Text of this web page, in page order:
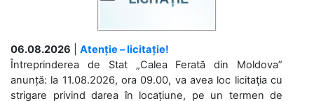
06.08.2026
Atenție – licitație!
Întreprinderea de Stat „Calea Ferată din Moldova”
anunță: la 11.08.2026, ora 09.00, va avea loc licitaţia cu
strigare privind darea în locațiune, pe un termen de